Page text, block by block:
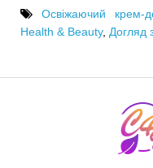
Освіжаючий крем-
Health & Beauty, Догляд